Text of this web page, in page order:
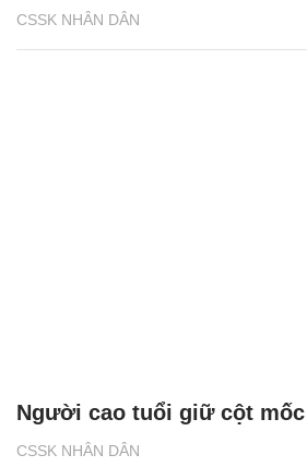
CSSK NHÂN DÂN
CSSK NHÂN DÂN
Người cao tuổi giữ cột